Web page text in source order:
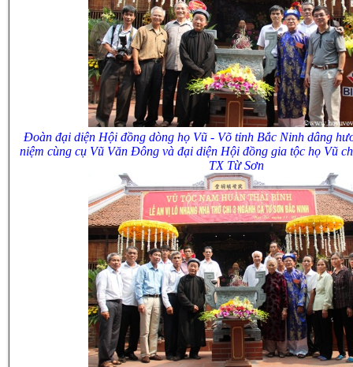
Đoàn đại diện Hội đồng dòng họ Vũ - Võ tỉnh Bắc Ninh dâng
niệm cùng cụ Vũ Văn Đông và đại diện Hội đồng gia tộc họ Vũ
TX Từ Sơn